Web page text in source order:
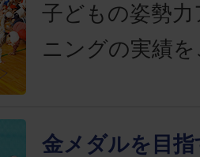
子どもの姿勢
ニングの実績
金メダルを目指